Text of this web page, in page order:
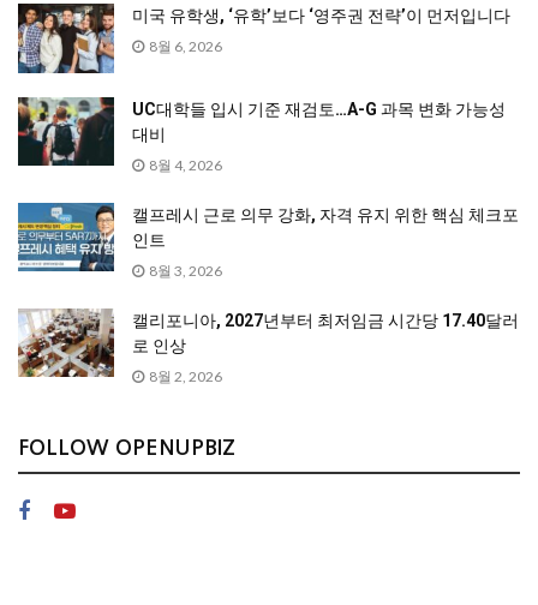
미국 유학생, ‘유학’보다 ‘영주권 전략’이 먼저입니다
8월 6, 2026
UC대학들 입시 기준 재검토…A-G 과목 변화 가능성
대비
8월 4, 2026
캘프레시 근로 의무 강화, 자격 유지 위한 핵심 체크포
인트
8월 3, 2026
캘리포니아, 2027년부터 최저임금 시간당 17.40달러
로 인상
8월 2, 2026
FOLLOW OPENUPBIZ